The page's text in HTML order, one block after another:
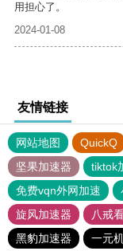
用担心了。
2024-01-08
友情链接
网站地图 QuickQ
坚果加速器
tiktok
免费vqn外网加速
旋风加速器
八戒
黑豹加速器
一元